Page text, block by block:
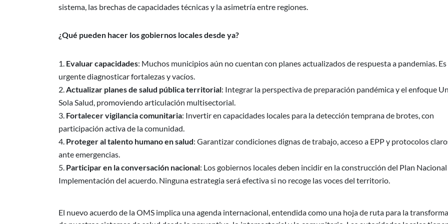
sistema, las brechas de capacidades técnicas y la asimetría entre regiones.
¿Qué pueden hacer los gobiernos locales desde ya?
Evaluar capacidades: Muchos municipios aún no cuentan con planes actualizados de respuesta a pandemias. Es
urgente diagnosticar fortalezas y vacíos.
Actualizar planes de salud pública territorial: Integrar la perspectiva de preparación pandémica y el enfoque
Sola Salud, promoviendo articulación multisectorial.
Fortalecer vigilancia comunitaria: Invertir en capacidades locales para la detección temprana de brotes, con
participación activa de la comunidad.
Proteger al talento humano en salud: Garantizar condiciones dignas de trabajo, acceso a EPP y protocolos
ante emergencias.
Participar en la conversación nacional: Los gobiernos locales deben incidir en la construcción del Plan
Implementación del acuerdo. Ninguna estrategia será efectiva si no recoge las voces del territorio.
El nuevo acuerdo de la OMS implica una agenda internacional, entendida como una hoja de ruta para la